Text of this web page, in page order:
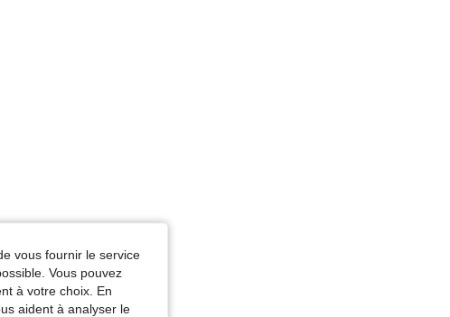
vous fournir le service
Vous pouvez
à votre choix. En
aident à analyser le